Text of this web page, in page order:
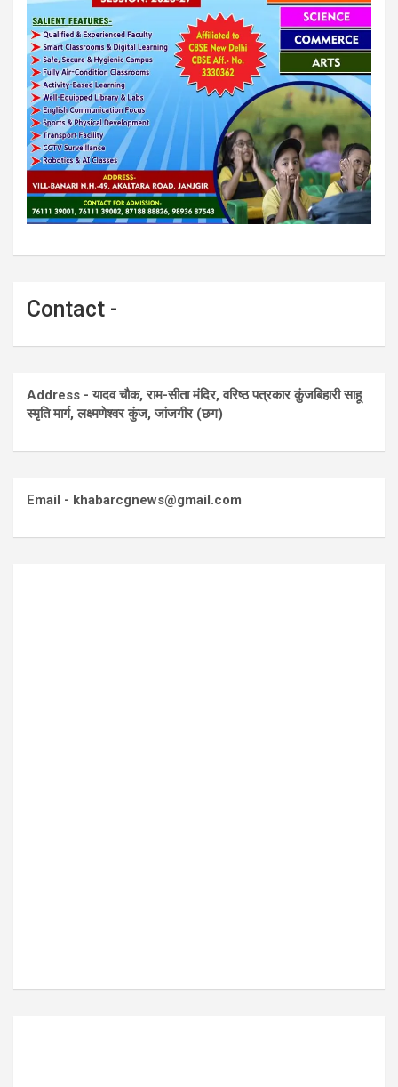
Contact -
Address - यादव चौक, राम-सीता मंदिर, वरिष्ठ पत्रकार कुंजबिहारी साहू
स्मृति मार्ग, लक्ष्मणेश्वर कुंज, जांजगीर (छग)
Email - khabarcgnews@gmail.com